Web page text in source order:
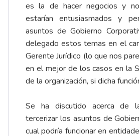
es la de hacer negocios y no
estarían entusiasmados y
asuntos de Gobierno
delegado estos temas en el
Gerente Jurídico (lo que nos
en el mejor de los casos en la
de la organización, si dicha
Se ha discutido acerca de
tercerizar los asuntos de
cual podría funcionar en